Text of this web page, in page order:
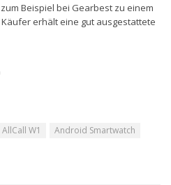
Beispiel bei Gearbest zu einem
erhält eine gut ausgestattete
AllCall W1
Android Smartwatch